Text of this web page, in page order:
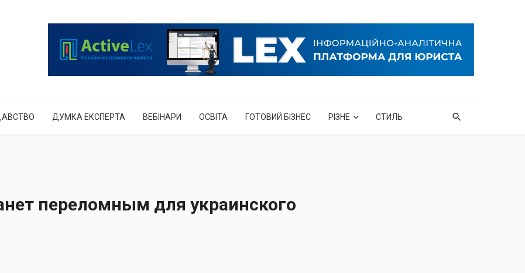
ДУМКА ЕКСПЕРТА ВЕБІНАРИ ОСВІТА ГОТОВИЙ БІЗНЕС РІЗНЕ СТИЛЬ
переломным для украинского